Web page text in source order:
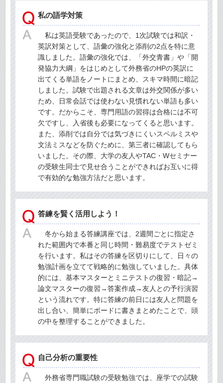
私の語学対策
私は英語受験であったので、1次試験では和訳・
英訳対策として、語彙の強化と添削の2点を特に意
識しました。語彙の強化では、「外交青書」や「開
発協力大綱」をはじめとして外務省のHPの英訳に
出てくる単語をノートにまとめ、スキマ時間に暗記
しました。試験で出題される文章は外交関係が多い
ため、日常会話では使わない見慣れない単語も多い
です。だからこそ、専門用語の習得は合格には不可
欠ですし、入省後も必要になってくると思います。
また、添削では自分では気づきにくいスペルミスや
文法ミスなどを防ぐために、第三者に確認してもら
いました。その際、大学の友人やTAC・Wセミナー
の受験生同士で見せ合うことができればお互いに得
で有効的な勉強方法だと思います。
答練を賢く活用しよう！
冬から始まる答練講座では、2週間ごとに指定さ
れた範囲内で本番と同じ時間・難易度でテストゼミ
を行います。私はその答練を区切りにして、日々の
勉強計画を立てて戦略的に勉強していました。具体
的には、基本マスターとミニテストの復習・暗記→
論文マスターの復習→答案作成→友人との予行演習
という流れです。特に答練の前日には友人と問題を
出し合い、簡単にボードに書きまとめたことで、頭
の中を整理することができました。
自己分析の重要性
外務省専門職試験の受験勉強では、座学での試験